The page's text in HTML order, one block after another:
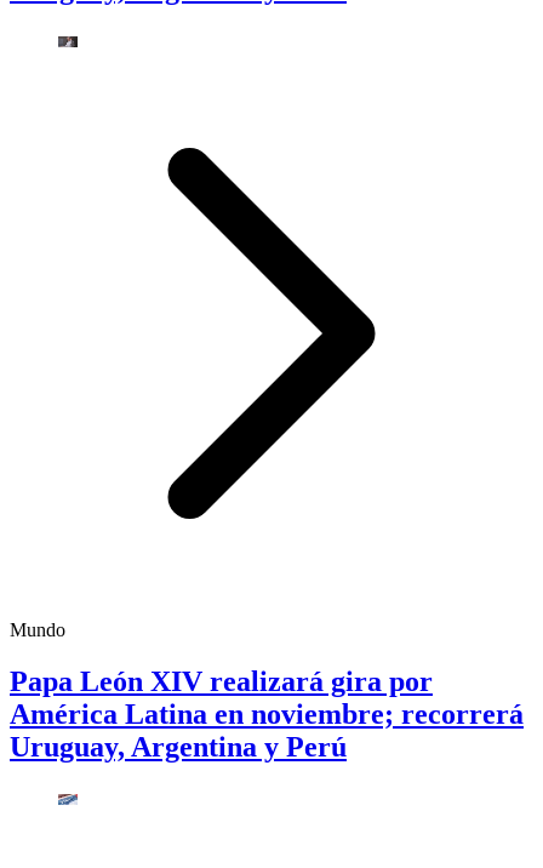
Mundo
Papa León XIV realizará gira por
América Latina en noviembre; recorrerá
Uruguay, Argentina y Perú